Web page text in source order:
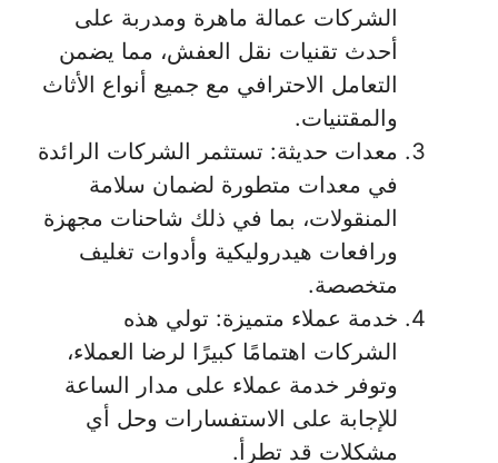
الشركات عمالة ماهرة ومدربة على
أحدث تقنيات نقل العفش، مما يضمن
التعامل الاحترافي مع جميع أنواع الأثاث
والمقتنيات.
معدات حديثة: تستثمر الشركات الرائدة
في معدات متطورة لضمان سلامة
المنقولات، بما في ذلك شاحنات مجهزة
ورافعات هيدروليكية وأدوات تغليف
متخصصة.
خدمة عملاء متميزة: تولي هذه
الشركات اهتمامًا كبيرًا لرضا العملاء،
وتوفر خدمة عملاء على مدار الساعة
للإجابة على الاستفسارات وحل أي
مشكلات قد تطرأ.